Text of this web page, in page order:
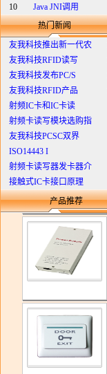
10
Java JNI调用
热门新闻
友我科技推出新一代农
友我科技RFID读写
友我科技发布PC/S
友我科技RFID产品
射频IC卡和IC卡读
射频卡读写模块选购指
友我科技PCSC双界
ISO14443 I
射频卡读写器发卡器介
接触式IC卡接口原理
产品推荐